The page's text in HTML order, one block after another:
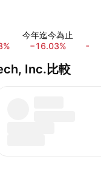
今年迄今為止
−16.03%
Inc.比較